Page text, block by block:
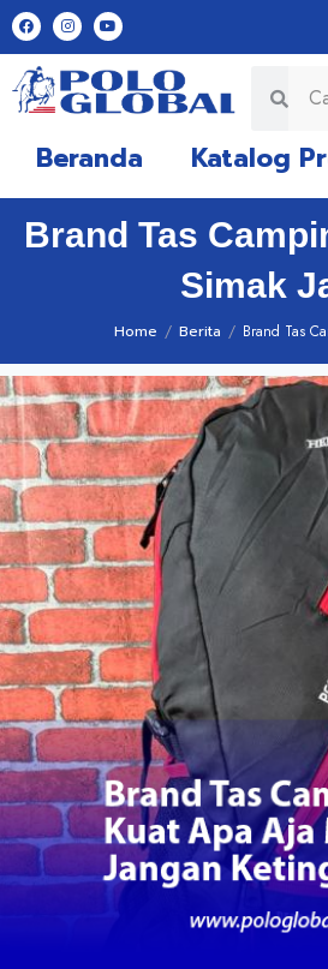
Beranda Katalog
Brand Tas
Simak
Home / Berita / Brand Tas